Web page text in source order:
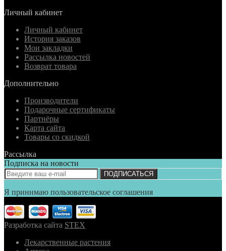
Личный кабинет
Личный кабинет
История заказов
Мои закладки
Рассылка новостей
Возврат товара
Дополнительно
Производители
Подарочные сертификаты
Партнёры
Карта сайта
Товары со скидкой
Рассылка
Подписка на новости
ПОДПИСАТЬСЯ
Я принимаю пользовательское соглашения
Разработка сайта STEX
Лекарственные растения